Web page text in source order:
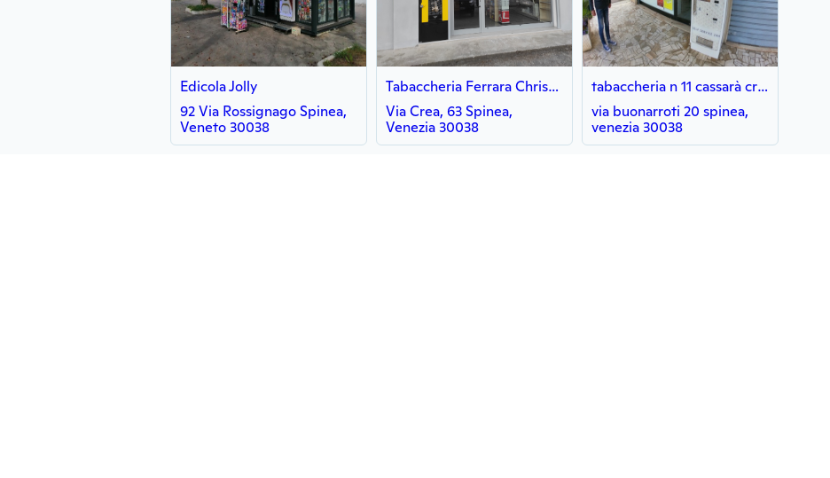
Edicola Jolly
92 Via Rossignago Spinea,
Veneto 30038
Tabaccheria Ferrara Christian
Via Crea, 63 Spinea,
Venezia 30038
tabaccheria n 11 cassarà cristina
via buonarroti 20 spinea,
venezia 30038